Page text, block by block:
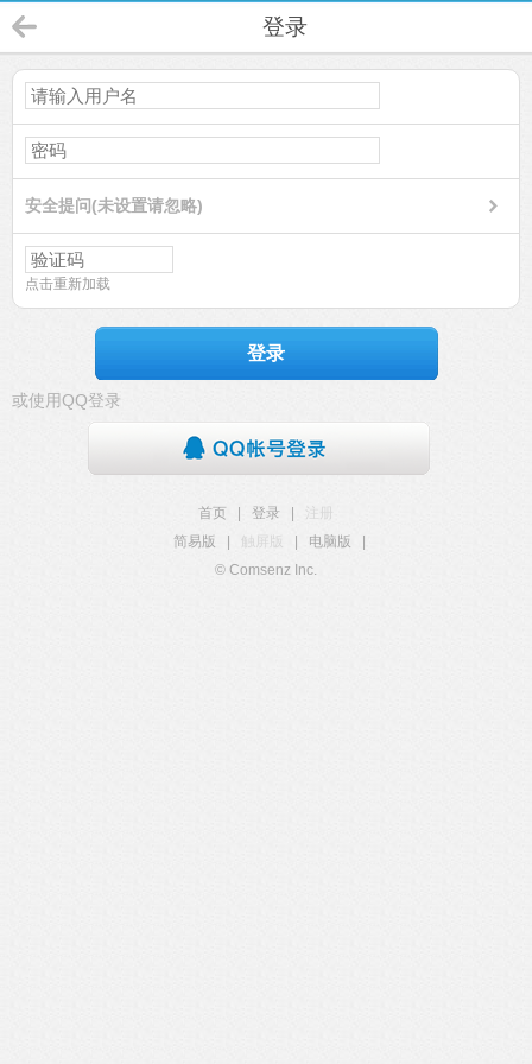
登录
安全提问(未设置请忽略)
点击重新加载
登录
或使用QQ登录
首页 登录
注册
简易版
触屏版 电脑版
© Comsenz Inc.